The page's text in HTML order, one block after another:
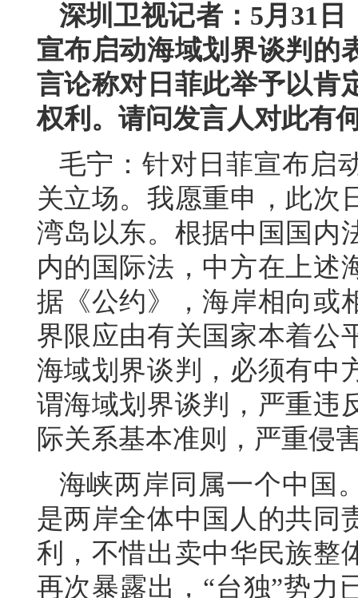
深圳卫视记者：5月31
宣布启动海域划界谈判的
言论称对日菲此举予以肯
权利。请问发言人对此有
毛宁：针对日菲宣布启
关立场。我愿重申，此次
湾岛以东。根据中国国内
内的国际法，中方在上述
据《公约》，海岸相向或
界限应由有关国家本着公
海域划界谈判，必须有中
谓海域划界谈判，严重违
际关系基本准则，严重侵
海峡两岸同属一个中国
是两岸全体中国人的共同
利，不惜出卖中华民族整
再次暴露出，“台独”势力